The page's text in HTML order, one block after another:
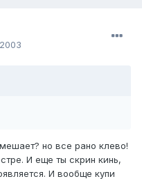
но все рано клево!
И еще ты скрин кинь,
И вообще купи